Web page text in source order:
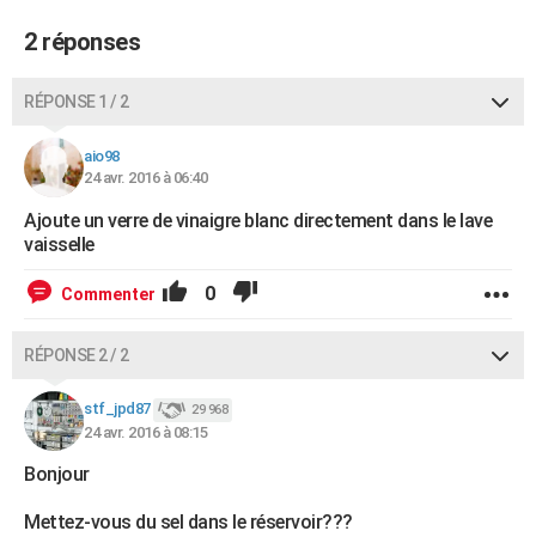
CARTE DE VOEUX
Carte de Noël
Carte Bonne année
Carte Saint-Valentin
Carte Pâques
Carte d'anniversaire
DICTIONNAIRE
Dictionnaire
Biographies
Citations
Expressions
Proverbes
PROGRAMME TV
S'inscrire
Se connecter
Lycées
Collèges
Primaires
Universités
Entreprises
Service militaire
Avis de recherche
AVIS DE DÉCÈS
FORUM
Bricolage
Lifestyle
Culture
Sport
Auto
Television
Voyage
Cinema
2 réponses
RÉPONSE 1 / 2
aio98
24 avr. 2016 à 06:40
Ajoute un verre de vinaigre blanc directement dans le lave
vaisselle
Commenter 0
RÉPONSE 2 / 2
stf_jpd87 29 968
24 avr. 2016 à 08:15
Bonjour
Mettez-vous du sel dans le réservoir???